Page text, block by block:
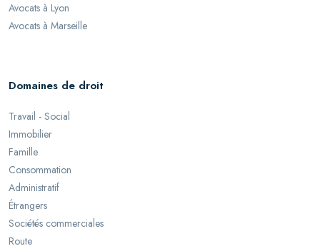
Avocats à Lyon
Avocats à Marseille
Domaines de droit
Travail - Social
Immobilier
Famille
Consommation
Administratif
Étrangers
Sociétés commerciales
Route